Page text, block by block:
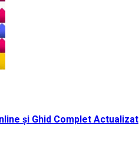
și Ghid Complet Actualizat